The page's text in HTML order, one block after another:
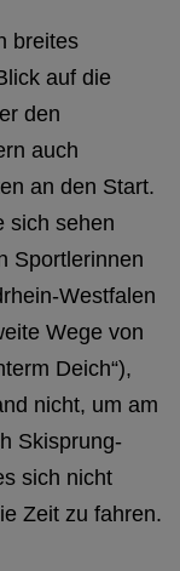
breites
auf die
den
auch
an den Start.
sich sehen
Sportlerinnen
Westfalen
Wege von
Deich“),
nicht, um am
Skisprung-
sich nicht
Zeit zu fahren.